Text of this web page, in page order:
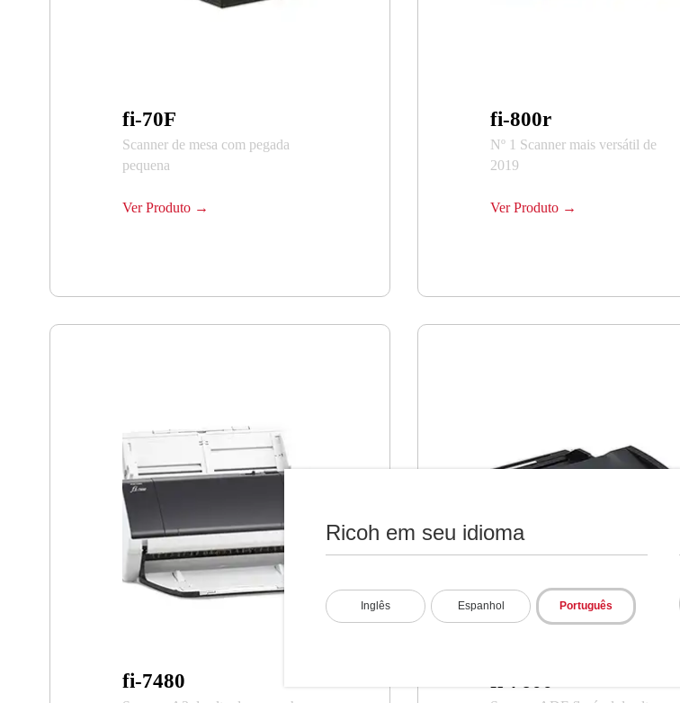
Ricoh em seu idioma
Inglês Espanhol Português
fi-70F
Scanner de mesa com pegada
pequena
Ver Produto →
fi-800r
Nº 1 Scanner mais versátil de
2019
Ver Produto →
fi-7480 fi-7600